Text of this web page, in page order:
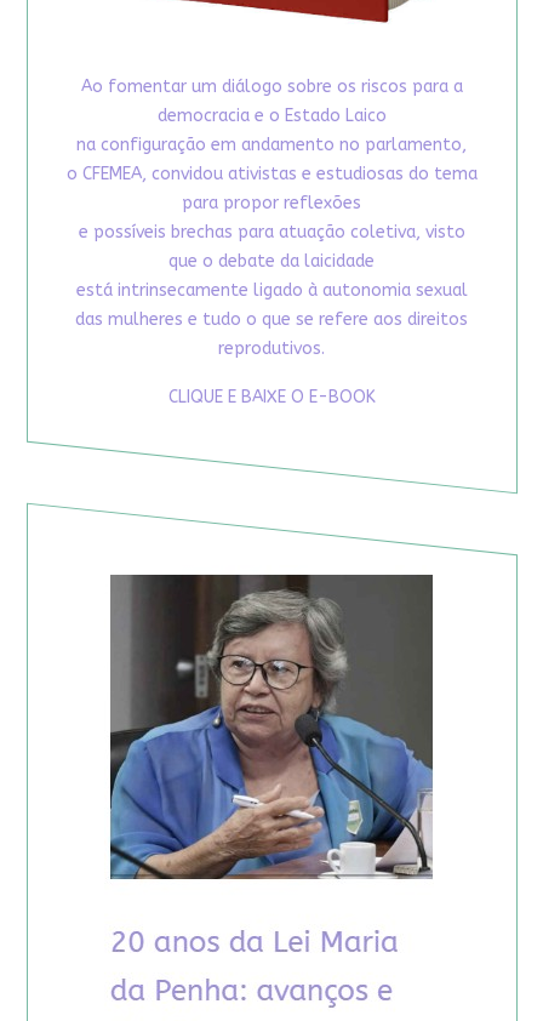
Ao fomentar um diálogo sobre os riscos para a
democracia e o Estado Laico
na configuração em andamento no parlamento,
o CFEMEA, convidou ativistas e estudiosas do tema
para propor reflexões
e possíveis brechas para atuação coletiva, visto
que o debate da laicidade
está intrinsecamente ligado à autonomia sexual
das mulheres e tudo o que se refere aos direitos
reprodutivos.
CLIQUE E BAIXE O E-BOOK